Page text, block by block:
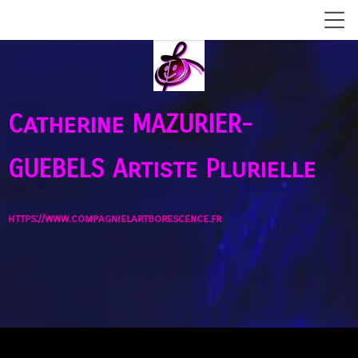
Catherine MAZURIER-
GUEBELS Artiste Plurielle
https://www.compagnielartborescence.fr